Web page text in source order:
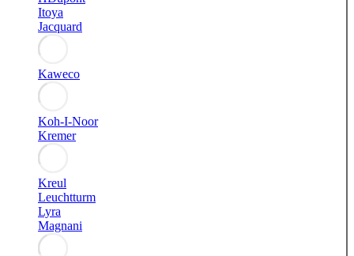
Itoya
Jacquard
Kaweco
Koh-I-Noor
Kremer
Kreul
Leuchtturm
Lyra
Magnani